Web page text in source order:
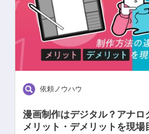
依頼ノウハウ
漫画制作はデジタル？アナロ
メリット・デメリットを現場